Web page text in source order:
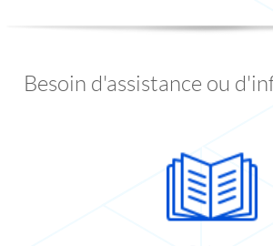
Besoin d'assistance ou